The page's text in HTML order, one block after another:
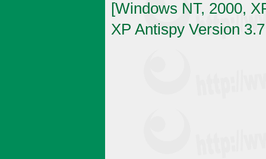
[Windows NT, 2000,
XP Antispy Version